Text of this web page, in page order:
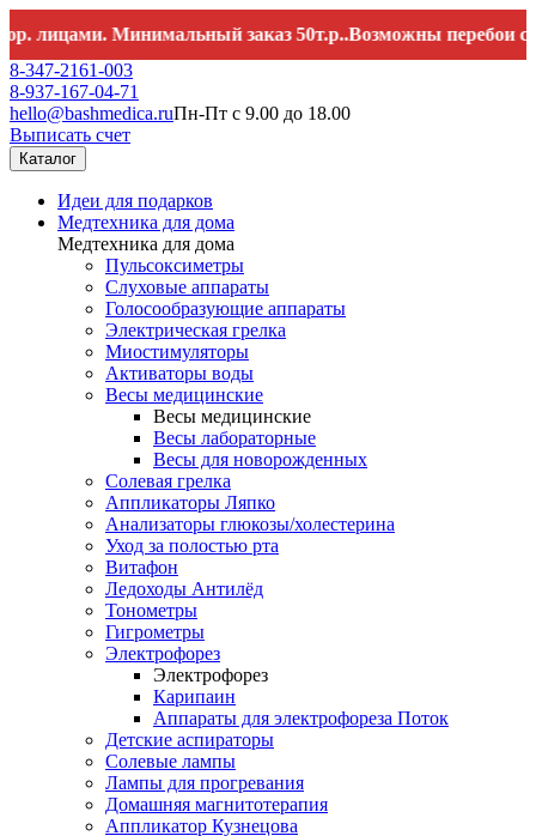
Минимальный заказ 50т.р..Возможны перебои со
8-347-2161-003
8-937-167-04-71
hello@bashmedica.ruПн-Пт с 9.00 до 18.00
Выписать счет
Каталог
Идеи для подарков
Медтехника для дома
Медтехника для дома
Пульсоксиметры
Слуховые аппараты
Голосообразующие аппараты
Электрическая грелка
Миостимуляторы
Активаторы воды
Весы медицинские
Весы медицинские
Весы лабораторные
Весы для новорожденных
Солевая грелка
Аппликаторы Ляпко
Анализаторы глюкозы/холестерина
Уход за полостью рта
Витафон
Ледоходы Антилёд
Тонометры
Гигрометры
Электрофорез
Электрофорез
Карипаин
Аппараты для электрофореза Поток
Детские аспираторы
Солевые лампы
Лампы для прогревания
Домашняя магнитотерапия
Аппликатор Кузнецова